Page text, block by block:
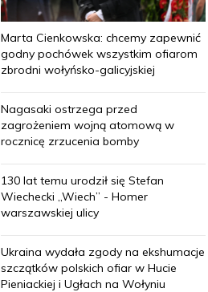
Marta Cienkowska: chcemy zapewnić
godny pochówek wszystkim ofiarom
zbrodni wołyńsko-galicyjskiej
Nagasaki ostrzega przed
zagrożeniem wojną atomową w
rocznicę zrzucenia bomby
130 lat temu urodził się Stefan
Wiechecki „Wiech” - Homer
warszawskiej ulicy
Ukraina wydała zgody na ekshumacje
szczątków polskich ofiar w Hucie
Pieniackiej i Ugłach na Wołyniu